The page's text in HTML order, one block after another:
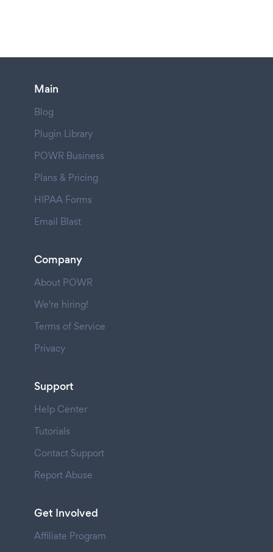
Main
Blog
Plugin Library
POWR Business
Plans & Pricing
HIPAA Forms
Email Blast
Company
About POWR
We're hiring!
Terms of Service
Privacy
Support
Help Center
Tutorials
Contact Support
Report Abuse
Get Involved
Affiliate Program